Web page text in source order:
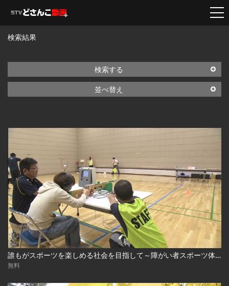
検索結果
検索する
並べ替え
誰もがスポーツを楽しめる社会を目指して～障がい者スポーツ体験会～
無料